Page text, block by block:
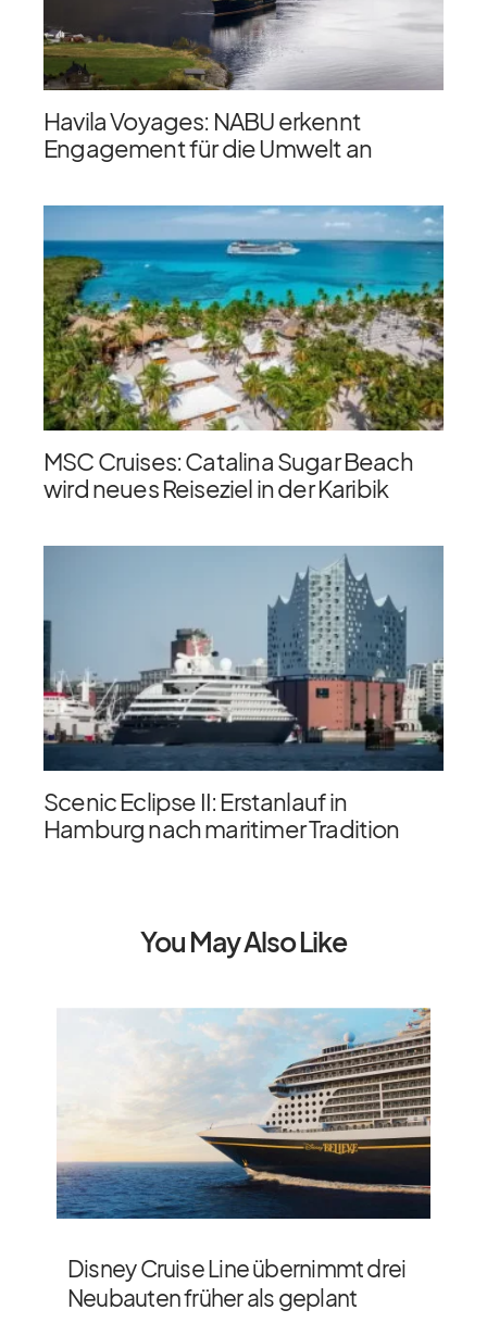
Havila Voyages: NABU erkennt
Engagement für die Umwelt an
MSC Cruises: Catalina Sugar Beach
wird neues Reiseziel in der Karibik
Scenic Eclipse II: Erstanlauf in
Hamburg nach maritimer Tradition
You May Also Like
Disney Cruise Line übernimmt drei
Neubauten früher als geplant